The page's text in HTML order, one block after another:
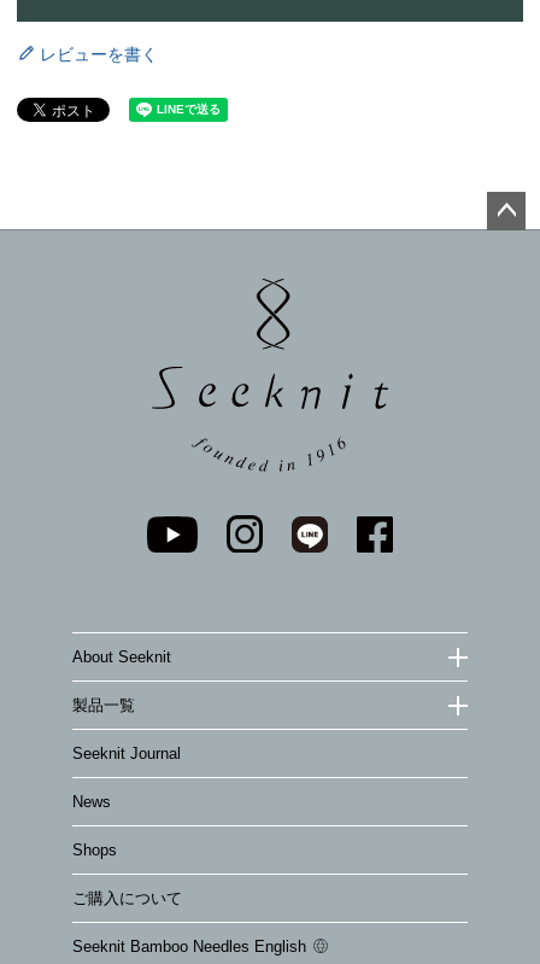
レビューを書く
About Seeknit
製品一覧
Seeknit Journal
News
Shops
ご購入について
Seeknit Bamboo Needles English